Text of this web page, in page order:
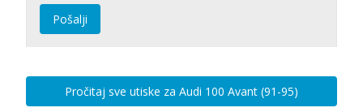
Pošalji
Pročitaj sve utiske za Audi 100 Avant (91-95)